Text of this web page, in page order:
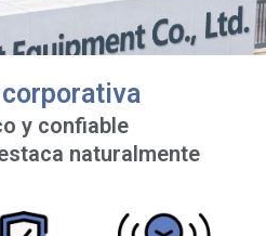
y confiable
naturalmente